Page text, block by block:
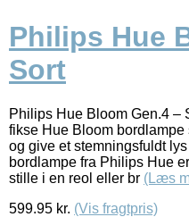
Philips Hue
Sort
Philips Hue Bloom Gen.4 –
fikse Hue Bloom
og give et stemningsfuldt
bordlampe fra Philips Hue
stille i en reol eller br (Læs
599.95 kr. (Vis fragtpris)